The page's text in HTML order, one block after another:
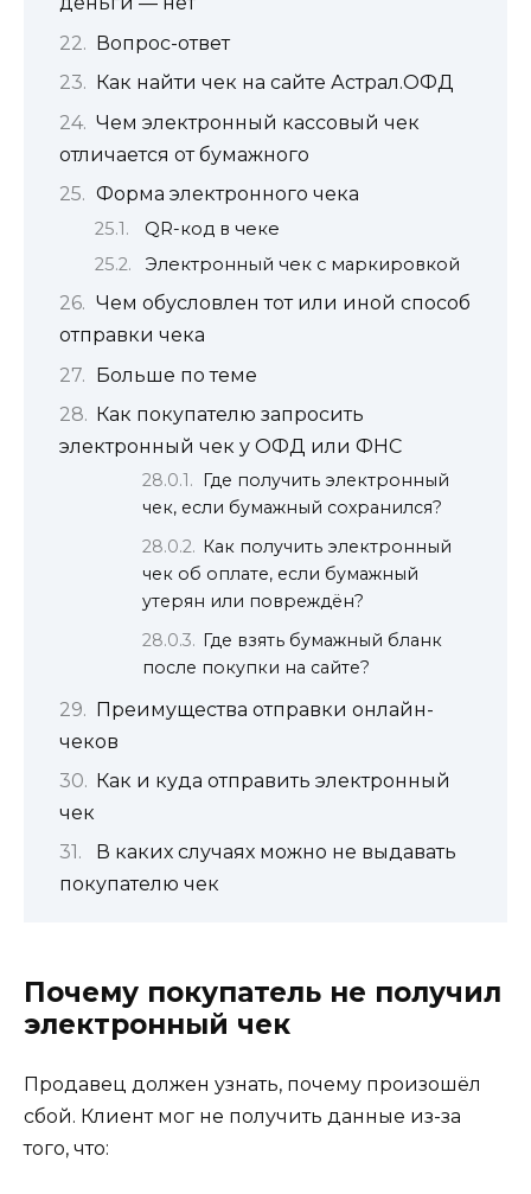
Вопрос-ответ
Как найти чек на сайте Астрал.ОФД
Чем электронный кассовый чек
отличается от бумажного
Форма электронного чека
QR-код в чеке
Электронный чек с маркировкой
Чем обусловлен тот или иной способ
отправки чека
Больше по теме
Как покупателю запросить
электронный чек у ОФД или ФНС
Где получить электронный
чек, если бумажный сохранился?
Как получить электронный
чек об оплате, если бумажный
утерян или повреждён?
Где взять бумажный бланк
после покупки на сайте?
Преимущества отправки онлайн-
чеков
Как и куда отправить электронный
чек
В каких случаях можно не выдавать
покупателю чек
Почему покупатель не получил
электронный чек
Продавец должен узнать, почему произошёл
сбой. Клиент мог не получить данные из-за
того, что: